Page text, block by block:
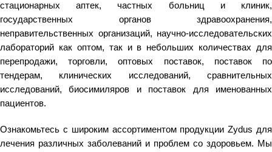
стационарных аптек, частных больниц и клиник,
государственных органов здравоохранения,
неправительственных организаций, научно-исследовательских
лабораторий как оптом, так и в небольших количествах для
перепродажи, торговли, оптовых поставок, поставок по
тендерам, клинических исследований, сравнительных
исследований, биосимиляров и поставок для именованных
пациентов.
Ознакомьтесь с широким ассортиментом продукции Zydus для
лечения различных заболеваний и проблем со здоровьем. Мы